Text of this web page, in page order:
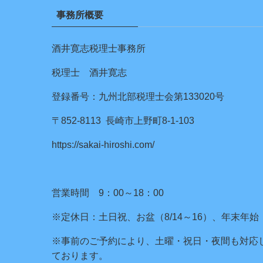
事務所概要
酒井寛志税理士事務所
税理士 酒井寛志
登録番号：九州北部税理士会第133020号
〒852-8113 長崎市上野町8-1-103
https://sakai-hiroshi.com/
営業時間 9：00～18：00
※定休日：土日祝、お盆（8/14～16）、年末年始
※事前のご予約により、土曜・祝日・夜間も対応
ております。